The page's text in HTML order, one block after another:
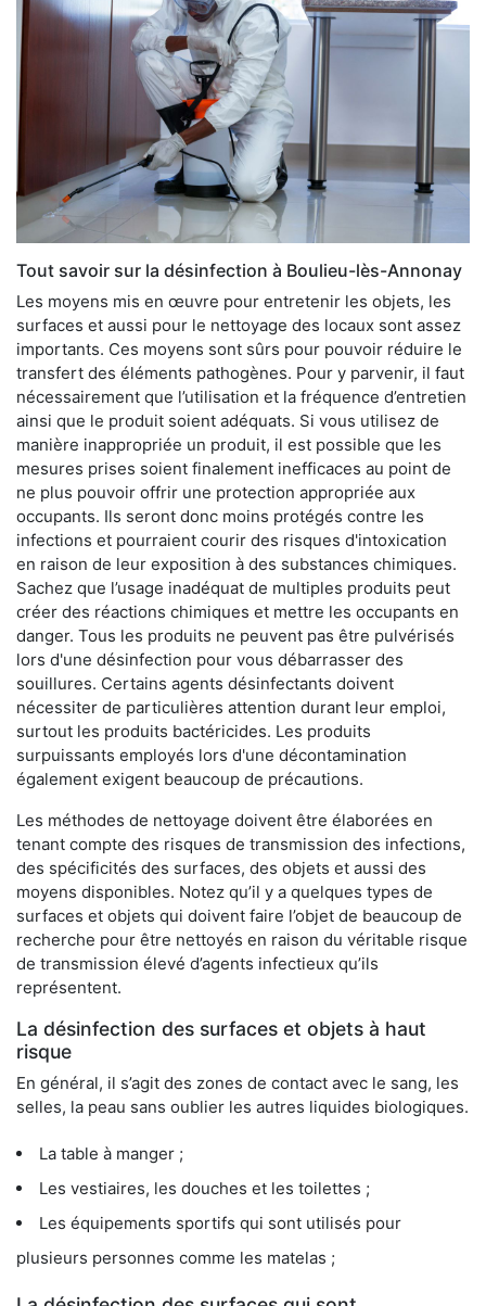
Tout savoir sur la désinfection à Boulieu-lès-Annonay
Les moyens mis en œuvre pour entretenir les objets, les
surfaces et aussi pour le nettoyage des locaux sont assez
importants. Ces moyens sont sûrs pour pouvoir réduire le
transfert des éléments pathogènes. Pour y parvenir, il faut
nécessairement que l’utilisation et la fréquence d’entretien
ainsi que le produit soient adéquats. Si vous utilisez de
manière inappropriée un produit, il est possible que les
mesures prises soient finalement inefficaces au point de
ne plus pouvoir offrir une protection appropriée aux
occupants. Ils seront donc moins protégés contre les
infections et pourraient courir des risques d'intoxication
en raison de leur exposition à des substances chimiques.
Sachez que l’usage inadéquat de multiples produits peut
créer des réactions chimiques et mettre les occupants en
danger. Tous les produits ne peuvent pas être pulvérisés
lors d'une désinfection pour vous débarrasser des
souillures. Certains agents désinfectants doivent
nécessiter de particulières attention durant leur emploi,
surtout les produits bactéricides. Les produits
surpuissants employés lors d'une décontamination
également exigent beaucoup de précautions.
Les méthodes de nettoyage doivent être élaborées en
tenant compte des risques de transmission des infections,
des spécificités des surfaces, des objets et aussi des
moyens disponibles. Notez qu’il y a quelques types de
surfaces et objets qui doivent faire l’objet de beaucoup de
recherche pour être nettoyés en raison du véritable risque
de transmission élevé d’agents infectieux qu’ils
représentent.
La désinfection des surfaces et objets à haut
risque
En général, il s’agit des zones de contact avec le sang, les
selles, la peau sans oublier les autres liquides biologiques.
La table à manger ;
Les vestiaires, les douches et les toilettes ;
Les équipements sportifs qui sont utilisés pour
plusieurs personnes comme les matelas ;